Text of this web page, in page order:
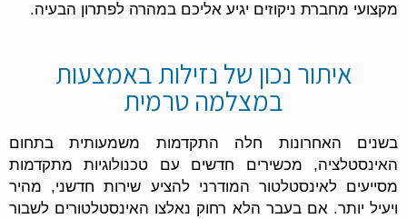
מקצועי מחברת ניקוזים יגיע אליכם במהרה לפתרון הבעיה.
איתור נכון של נזילות באמצעות
במצלמה טרמית
בשנים האחרונות חלה התקדמות משמעותית בתחום
האינסטלציה, מכשירים חדשים עם טכנולוגיות מתקדמות
מסייעים לאינסטלטור המודרני להציע שירות חדשני, מהיר
ויעיל יותר. אם בעבר הלא רחוק נאלצו האינסטלטורים לשבור